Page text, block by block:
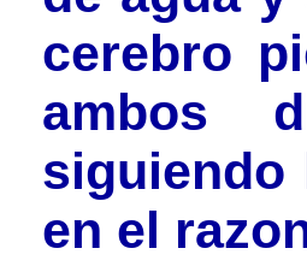
cerebro
ambos
siguiendo
en el